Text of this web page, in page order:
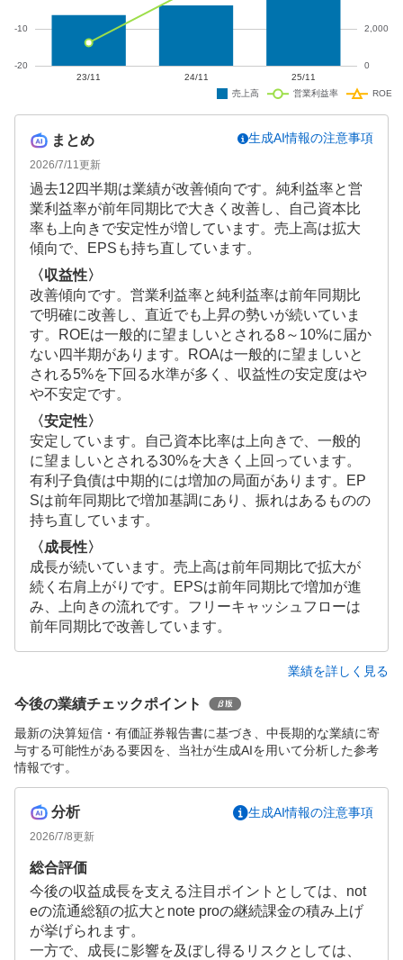
まとめ
2026/7/11更新
生成AI情報の注意事項
過去12四半期は業績が改善傾向です。純利益率と営
業利益率が前年同期比で大きく改善し、自己資本比
率も上向きで安定性が増しています。売上高は拡大
傾向で、EPSも持ち直しています。
〈収益性〉
改善傾向です。営業利益率と純利益率は前年同期比
で明確に改善し、直近でも上昇の勢いが続いていま
す。ROEは一般的に望ましいとされる8～10%に届か
ない四半期があります。ROAは一般的に望ましいと
される5%を下回る水準が多く、収益性の安定度はや
や不安定です。
〈安定性〉
安定しています。自己資本比率は上向きで、一般的
に望ましいとされる30%を大きく上回っています。
有利子負債は中期的には増加の局面があります。EP
Sは前年同期比で増加基調にあり、振れはあるものの
持ち直しています。
〈成長性〉
成長が続いています。売上高は前年同期比で拡大が
続く右肩上がりです。EPSは前年同期比で増加が進
み、上向きの流れです。フリーキャッシュフローは
前年同期比で改善しています。
業績を詳しく見る
今後の業績チェックポイント
最新の決算短信・有価証券報告書に基づき、中長期的な業績に寄
与する可能性がある要因を、当社が生成AIを用いて分析した参考
情報です。
分析 生成AI情報の注意事項
2026/7/8更新
総合評価
今後の収益成長を支える注目ポイントとしては、not
eの流通総額の拡大とnote proの継続課金の積み上げ
が挙げられます。
一方で、成長に影響を及ぼし得るリスクとしては、